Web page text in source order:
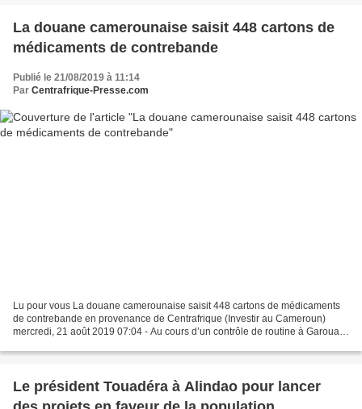
La douane camerounaise saisit 448 cartons de
médicaments de contrebande
Publié le 21/08/2019 à 11:14
Par Centrafrique-Presse.com
Lu pour vous La douane camerounaise saisit 448 cartons de médicaments
de contrebande en provenance de Centrafrique (Investir au Cameroun)
mercredi, 21 août 2019 07:04 - Au cours d’un contrôle de routine à Garoua
Le président Touadéra à Alindao pour lancer